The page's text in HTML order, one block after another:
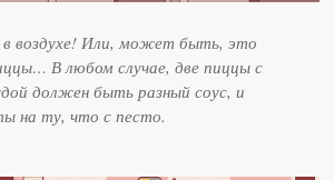
воздухе! Или, может быть, это
В любом случае, две пиццы с
должен быть разный соус, и
на ту, что с песто.